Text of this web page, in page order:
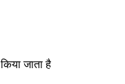
जाता है